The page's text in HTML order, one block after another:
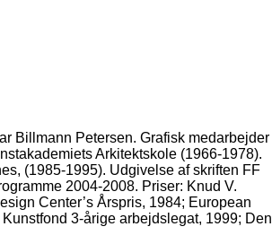
Billmann Petersen. Grafisk medarbejder
Arkitektskole (1966-1978).
(1985-1995). Udgivelse af skriften FF
2004-2008. Priser: Knud V.
Center’s Årspris, 1984; European
3-årige arbejdslegat, 1999; Den